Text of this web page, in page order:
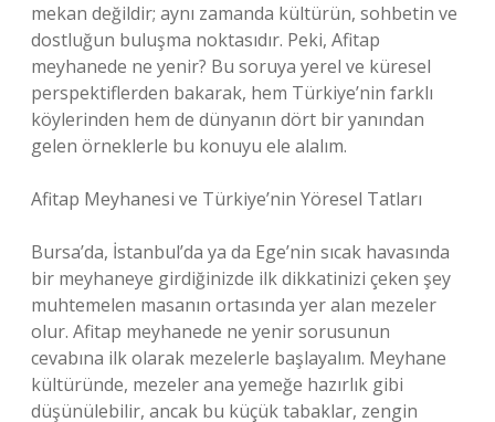
mekan değildir; aynı zamanda kültürün, sohbetin ve
dostluğun buluşma noktasıdır. Peki, Afitap
meyhanede ne yenir? Bu soruya yerel ve küresel
perspektiflerden bakarak, hem Türkiye’nin farklı
köylerinden hem de dünyanın dört bir yanından
gelen örneklerle bu konuyu ele alalım.
Afitap Meyhanesi ve Türkiye’nin Yöresel Tatları
Bursa’da, İstanbul’da ya da Ege’nin sıcak havasında
bir meyhaneye girdiğinizde ilk dikkatinizi çeken şey
muhtemelen masanın ortasında yer alan mezeler
olur. Afitap meyhanede ne yenir sorusunun
cevabına ilk olarak mezelerle başlayalım. Meyhane
kültüründe, mezeler ana yemeğe hazırlık gibi
düşünülebilir, ancak bu küçük tabaklar, zengin